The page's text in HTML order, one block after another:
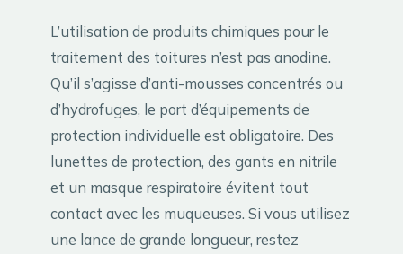
L’utilisation de produits chimiques pour le
traitement des toitures n’est pas anodine.
Qu’il s’agisse d’anti-mousses concentrés ou
d’hydrofuges, le port d’équipements de
protection individuelle est obligatoire. Des
lunettes de protection, des gants en nitrile
et un masque respiratoire évitent tout
contact avec les muqueuses. Si vous utilisez
une lance de grande longueur, restez